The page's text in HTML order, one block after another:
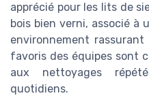
apprécié pour les lits de
bois bien verni, associé à
environnement
favoris des équipes sont
aux nettoyages
quotidiens.